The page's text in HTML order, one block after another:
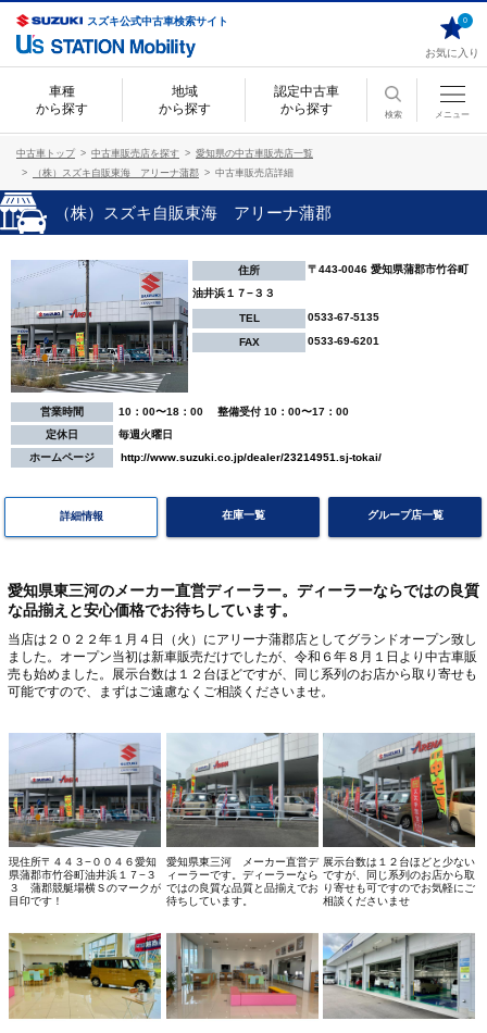
スズキ公式中古車検索サイト
お気に入り
0
車種
から探す
地域
から探す
認定中古車
から探す
検索 メニュー
中古車トップ 中古車販売店を探す
愛知県の中古車販売店一覧
（株）スズキ自販東海 アリーナ蒲郡
中古車販売店詳細
（株）スズキ自販東海 アリーナ蒲郡
住所 〒443-0046 愛知県蒲郡市竹谷町
油井浜１７−３３
TEL 0533-67-5135
FAX 0533-69-6201
営業時間
10：00〜18：00 整備受付 10：00〜17：00
定休日
毎週火曜日
ホームページ
http://www.suzuki.co.jp/dealer/23214951.sj-tokai/
詳細情報 在庫一覧 グループ店一覧
愛知県東三河のメーカー直営ディーラー。ディーラーならではの良質
な品揃えと安心価格でお待ちしています。
当店は２０２２年１月４日（火）にアリーナ蒲郡店としてグランドオープン致し
ました。オープン当初は新車販売だけでしたが、令和６年８月１日より中古車販
売も始めました。展示台数は１２台ほどですが、同じ系列のお店から取り寄せも
可能ですので、まずはご遠慮なくご相談くださいませ。
現住所〒４４３−００４６愛知
県蒲郡市竹谷町油井浜１７−３
３ 蒲郡競艇場横Ｓのマークが
目印です！
愛知県東三河 メーカー直営デ
ィーラーです。ディーラーなら
ではの良質な品質と品揃えでお
待ちしています。
展示台数は１２台ほどと少ない
ですが、同じ系列のお店から取
り寄せも可ですのでお気軽にご
相談くださいませ